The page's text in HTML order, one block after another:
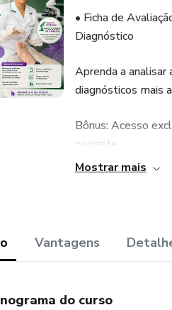
• Ficha de
Diagnóstico
Aprenda a
diagnósticos mais
Bônus: Acesso
paciente.
Mostrar mais
Vantagens
do curso